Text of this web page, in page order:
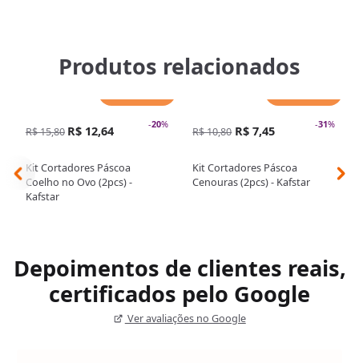
Produtos relacionados
-20%
R$ 15,80 R$ 12,64
Kit Cortadores Páscoa
Coelho no Ovo (2pcs) -
Kafstar
-31%
R$ 10,80 R$ 7,45
Kit Cortadores Páscoa
Cenouras (2pcs) - Kafstar
Depoimentos de clientes reais,
certificados pelo Google
Ver avaliações no Google